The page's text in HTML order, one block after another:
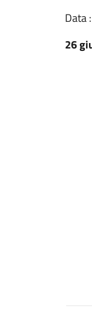
Data :
26